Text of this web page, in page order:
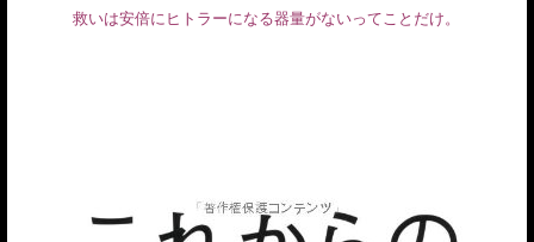
救いは安倍にヒトラーになる器量がないってことだけ。